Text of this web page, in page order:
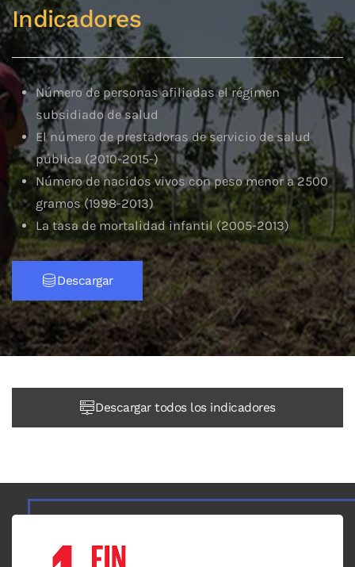
Indicadores
Número de personas afiliadas el régimen
subsidiado de salud
El número de prestadoras de servicio de salud
pública (2010-2015-)
Número de nacidos vivos con peso menor a 2500
gramos (1998-2013)
La tasa de mortalidad infantil (2005-2013)
Descargar
Descargar todos los indicadores